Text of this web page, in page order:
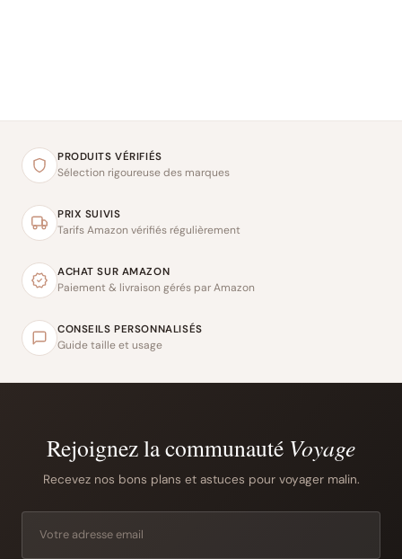
PRODUITS VÉRIFIÉS
Sélection rigoureuse des marques
PRIX SUIVIS
Tarifs Amazon vérifiés régulièrement
ACHAT SUR AMAZON
Paiement & livraison gérés par Amazon
CONSEILS PERSONNALISÉS
Guide taille et usage
Rejoignez la communauté Voyage
Recevez nos bons plans et astuces pour voyager malin.